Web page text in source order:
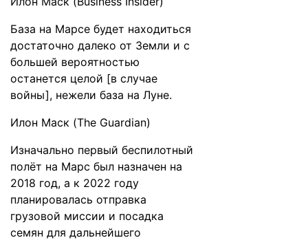
База на Марсе будет находиться
достаточно далеко от Земли и с
большей вероятностью
останется целой [в случае
войны], нежели база на Луне.
Илон Маск (The Guardian)
Изначально первый беспилотный
полёт на Марс был назначен на
2018 год, а к 2022 году
планировалась отправка
грузовой миссии и посадка
семян для дальнейшего